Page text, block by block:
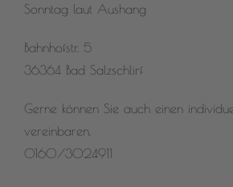
Sonntag laut Aushang
Bahnhofstr. 5
36364 Bad Salzschlirf
Gerne können Sie auch einen
vereinbaren.
0160/3024911